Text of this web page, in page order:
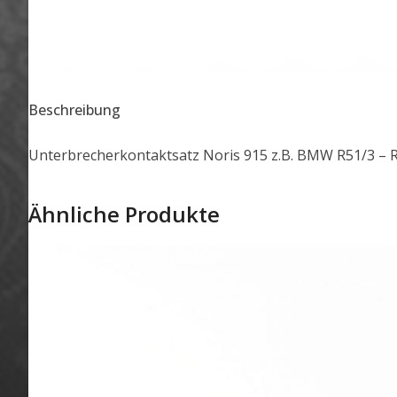
Beschreibung
Unterbrecherkontaktsatz Noris 915 z.B. BMW R51/3 –
Ähnliche Produkte